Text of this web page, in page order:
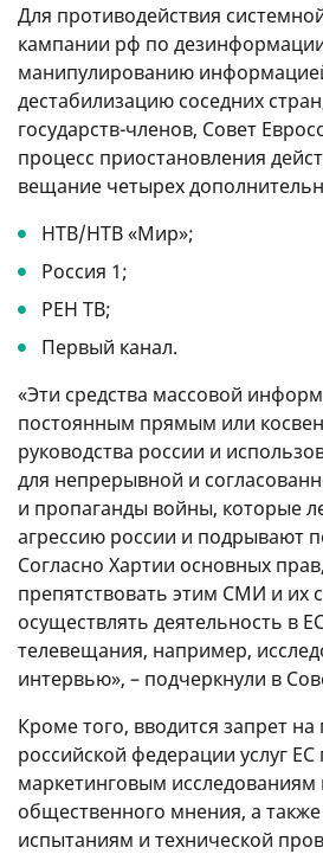
Для противодействия
кампании рф по
манипулированию
дестабилизацию соседних
государств-членов, Совет
процесс приостановления
вещание четырех
НТВ/НТВ «Мир»;
Россия 1;
РЕН ТВ;
Первый канал.
«Эти средства массовой
постоянным прямым или
руководства россии и
для непрерывной и
и пропаганды войны, которые
агрессию россии и подрывают
Согласно Хартии основных
препятствовать этим СМИ и их
осуществлять деятельность в
телевещания, например,
интервью», – подчеркнули в
Кроме того, вводится запрет
российской федерации услуг ЕС
маркетинговым исследованиям
общественного мнения, а также
испытаниям и технической